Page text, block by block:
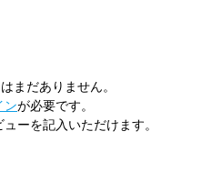
まだありません。
ンが必要です。
ーを記入いただけます。